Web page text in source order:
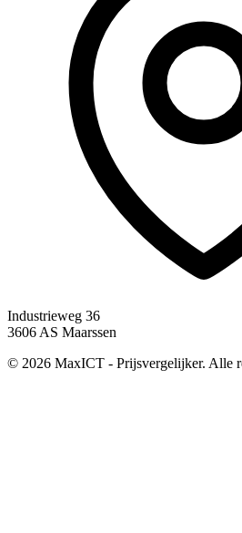
Industrieweg 36
3606 AS Maarssen
© 2026 MaxICT - Prijsvergelijker. Alle